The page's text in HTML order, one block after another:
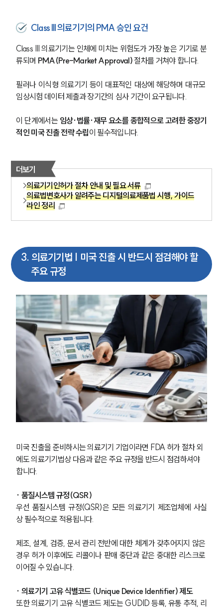
Class III 의료기기의 PMA 승인 요건
Class III 의료기기는 인체에 미치는 위험도가 가장 높은 기기로 분
류되며 PMA(Pre-Market Approval) 절차를 거쳐야 합니다.
필러나 이식형 의료기기 등이 대표적인 대상에 해당하며 대규모
임상시험 데이터 제출과 장기간의 심사 기간이 요구됩니다.
이 단계에서는 임상·법률·재무 요소를 종합적으로 고려한 중장기
적인 미국 진출 전략 수립이 필수적입니다.
더보기
의료기기인허가 절차 안내 및 필요 서류
의료법변호사가 알려주는 디지털의료제품법 시행, 가이드
라인 정리
3. 의료기기법 | 미국 진출 시 반드시 점검해야 할
주요 규정
미국 진출을 준비하시는 의료기기 기업이라면 FDA 허가 절차 외
에도 의료기기법상 다음과 같은 주요 규정을 반드시 점검하셔야
합니다.
· 품질시스템 규정(QSR)
우선 품질시스템 규정(QSR)은 모든 의료기기 제조업체에 사실
상 필수적으로 적용됩니다.
제조, 설계, 검증, 문서 관리 전반에 대한 체계가 갖추어지지 않은
경우 허가 이후에도 리콜이나 판매 중단과 같은 중대한 리스크로
이어질 수 있습니다.
· 의료기기 고유 식별코드 (Unique Device Identifier) 제도
또한 의료기기 고유 식별코드 제도는 GUDID 등록, 유통 추적, 리